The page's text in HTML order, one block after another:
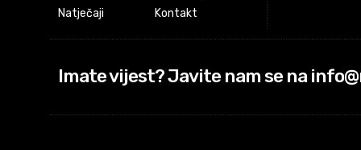
Natječaji
Kontakt
Imate vijest? Javite nam se na